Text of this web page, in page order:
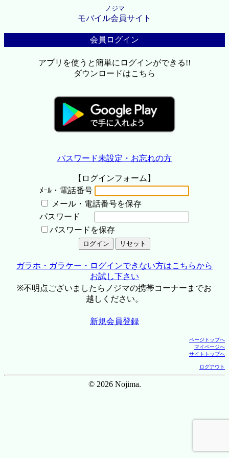
ノジマ
モバイル会員サイト
会員ログイン
アプリを使うと簡単にログインができる!!
ダウンロードはこちら
パスワード未設定・お忘れの方
【ログインフォーム】
ﾒｰﾙ・電話番号
メール・電話番号を保存
パスワード
パスワードを保存
ガラホ・ガラケー・ログインできない方はこちらから
お試し下さい
※不明点ございましたらノジマの携帯コーナーまでお
越しください。
新規会員登録
ページトップへ
マイページへ
サイトトップへ
ログアウト
© 2026 Nojima.